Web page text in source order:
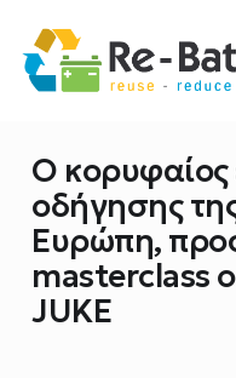
Ο κορυφαίος
οδήγησης
Ευρώπη,
masterclass
JUKE